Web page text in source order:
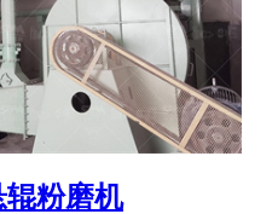
辊粉磨机